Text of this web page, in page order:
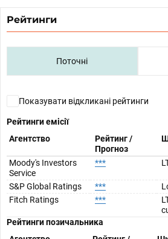
Рейтинги
Поточні
Показувати відкликані рейтинги
Рейтинги емісії
Агентство
Рейтинг /
Прогноз
Moody's Investors
Service
***
S&P Global Ratings ***
Fitch Ratings
***
Рейтинги позичальника